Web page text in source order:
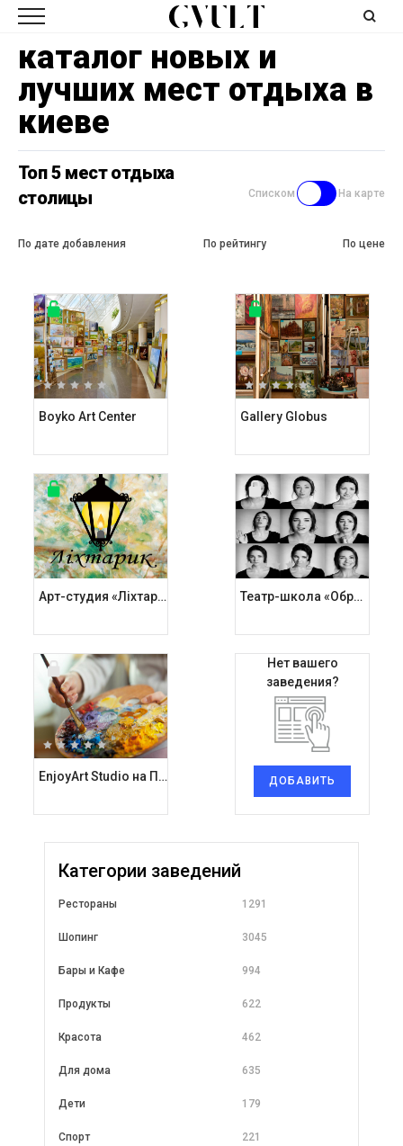
каталог новых и
лучших мест отдыха в
киеве
Топ 5 мест отдыха
столицы
По дате добавления По рейтингу По цене
Списком На карте
Boyko Art Center Gallery Globus
Арт-студия «Ліхтарик» Театр-школа «Образ»
EnjoyArt Studio на Подоле
Нет вашего
заведения?
ДОБАВИТЬ
Категории заведений
Рестораны
Шопинг
Бары и Кафе
Продукты
Красота
Для дома
Дети
Спорт
1291
3045
994
622
462
635
179
221